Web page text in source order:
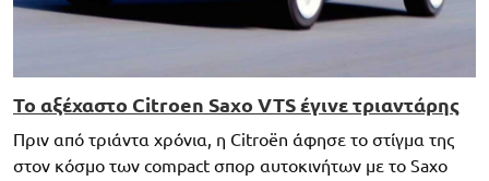
Το αξέχαστο Citroen Saxo VTS έγινε τριαντάρης
Πριν από τριάντα χρόνια, η Citroën άφησε το στίγμα της
στον κόσμο των compact σπορ αυτοκινήτων με το Saxo